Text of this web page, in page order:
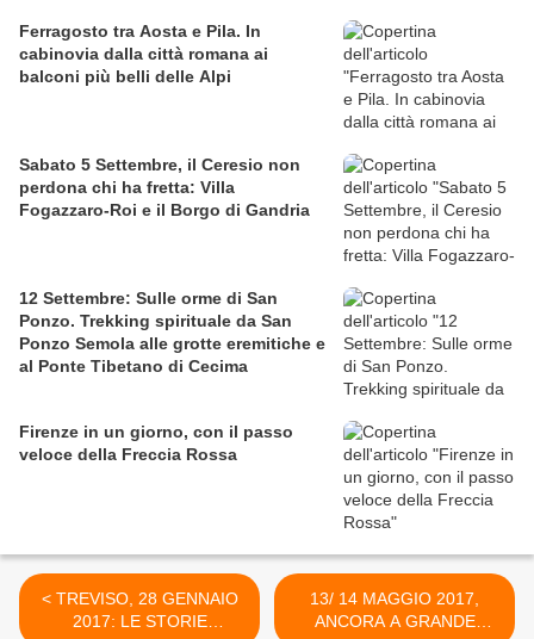
Ferragosto tra Aosta e Pila. In
cabinovia dalla città romana ai
balconi più belli delle Alpi
Sabato 5 Settembre, il Ceresio non
perdona chi ha fretta: Villa
Fogazzaro-Roi e il Borgo di Gandria
12 Settembre: Sulle orme di San
Ponzo. Trekking spirituale da San
Ponzo Semola alle grotte eremitiche e
al Ponte Tibetano di Cecima
Firenze in un giorno, con il passo
veloce della Freccia Rossa
< TREVISO, 28 GENNAIO
2017: LE STORIE
13/ 14 MAGGIO 2017,
ANCORA A GRANDE